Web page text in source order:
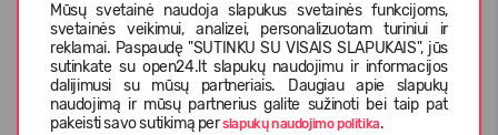
Mūsų svetainė naudoja slapukus svetainės funkcijoms,
svetainės veikimui, analizei, personalizuotam turiniui ir
reklamai. Paspaudę "SUTINKU SU VISAIS SLAPUKAIS", jūs
sutinkate su open24.lt slapukų naudojimu ir informacijos
dalijimusi su mūsų partneriais. Daugiau apie slapukų
naudojimą ir mūsų partnerius galite sužinoti bei taip pat
pakeisti savo sutikimą perslapukų naudojimo politika.
PRIEŽIŪROS INFORMACIJA
DYDŽIŲ LENTELĖ